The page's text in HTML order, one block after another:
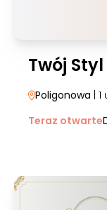
Twój
Poligonowa |
Teraz otwarte